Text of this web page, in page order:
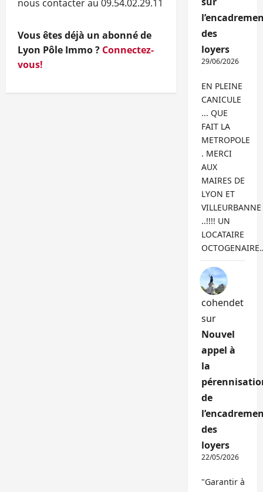
nous contacter au 09.54.02.29.11
Vous êtes déjà un abonné de
Lyon Pôle Immo ? Connectez-
vous!
des
loyers
29/06/2026
EN PLEINE
CANICULE
... QUE
FAIT LA
METROPOLE
. MERCI
AUX
MAIRES DE
LYON ET
VILLEURBANNE
..!!!! UN
LOCATAIRE
cohendet
sur
Nouvel
appel à
la
de
des
loyers
22/05/2026
"Garantir à